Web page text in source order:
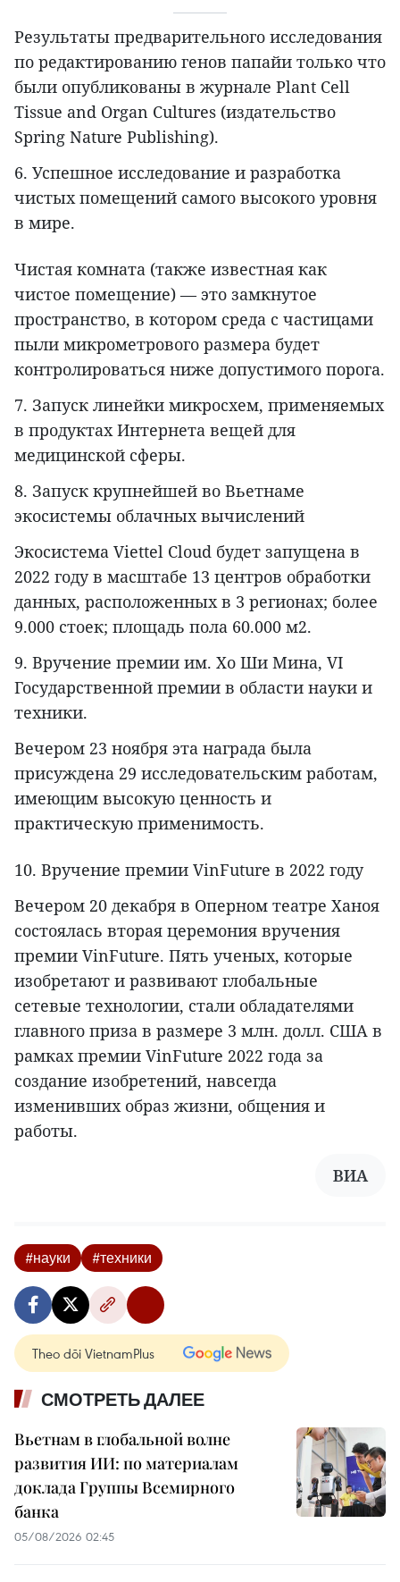
Результаты предварительного исследования
по редактированию генов папайи только что
были опубликованы в журнале Plant Cell
Tissue and Organ Cultures (издательство
Spring Nature Publishing).
6. Успешное исследование и разработка
чистых помещений самого высокого уровня
в мире.
Чистая комната (также известная как
чистое помещение) — это замкнутое
пространство, в котором среда с частицами
пыли микрометрового размера будет
контролироваться ниже допустимого порога.
7. Запуск линейки микросхем, применяемых
в продуктах Интернета вещей для
медицинской сферы.
8. Запуск крупнейшей во Вьетнаме
экосистемы облачных вычислений
Экосистема Viettel Cloud будет запущена в
2022 году в масштабе 13 центров обработки
данных, расположенных в 3 регионах; более
9.000 стоек; площадь пола 60.000 м2.
9. Вручение премии им. Хо Ши Мина, VI
Государственной премии в области науки и
техники.
Вечером 23 ноября эта награда была
присуждена 29 исследовательским работам,
имеющим высокую ценность и
практическую применимость.
10. Вручение премии VinFuture в 2022 году
Вечером 20 декабря в Оперном театре Ханоя
состоялась вторая церемония вручения
премии VinFuture. Пять ученых, которые
изобретают и развивают глобальные
сетевые технологии, стали обладателями
главного приза в размере 3 млн. долл. США в
рамках премии VinFuture 2022 года за
создание изобретений, навсегда
изменивших образ жизни, общения и
работы.
ВИА
#науки #техники
Theo dõi VietnamPlus
СМОТРЕТЬ ДАЛЕЕ
Вьетнам в глобальной волне
развития ИИ: по материалам
доклада Группы Всемирного
банка
05/08/2026 02:45